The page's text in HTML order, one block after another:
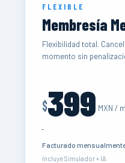
FLEXIBLE
Membresía
Flexibilidad total.
momento sin
$399 MXN /
Facturado
Incluye Simulador + IA